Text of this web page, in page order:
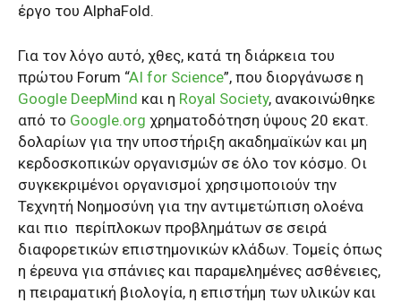
έργο του AlphaFold.
Για τον λόγο αυτό, χθες, κατά τη διάρκεια του
πρώτου Forum “AI for Science”, που διοργάνωσε η
Google DeepMind και η Royal Society, ανακοινώθηκε
από το Google.org χρηματοδότηση ύψους 20 εκατ.
δολαρίων για την υποστήριξη ακαδημαϊκών και μη
κερδοσκοπικών οργανισμών σε όλο τον κόσμο. Οι
συγκεκριμένοι οργανισμοί χρησιμοποιούν την
Τεχνητή Νοημοσύνη για την αντιμετώπιση ολοένα
και πιο περίπλοκων προβλημάτων σε σειρά
διαφορετικών επιστημονικών κλάδων. Τομείς όπως
η έρευνα για σπάνιες και παραμελημένες ασθένειες,
η πειραματική βιολογία, η επιστήμη των υλικών και